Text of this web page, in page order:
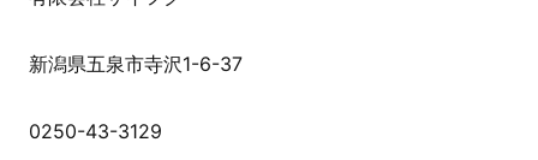
新潟県五泉市寺沢1-6-37
0250-43-3129